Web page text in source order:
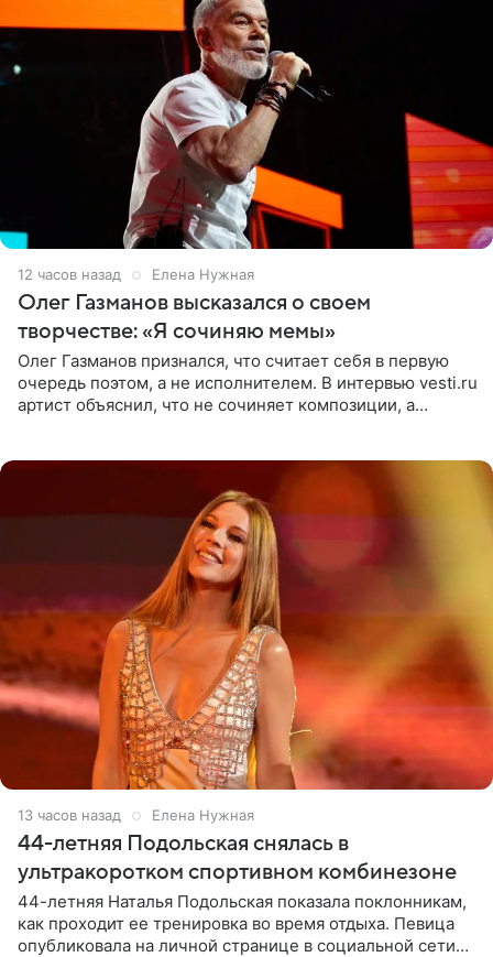
12 часов назад Елена Нужная
Олег Газманов высказался о своем
творчестве: «Я сочиняю мемы»
Олег Газманов признался, что считает себя в первую
очередь поэтом, а не исполнителем. В интервью vesti.ru
артист объяснил, что не сочиняет композиции, а
13 часов назад Елена Нужная
44-летняя Подольская снялась в
ультракоротком спортивном комбинезоне
44-летняя Наталья Подольская показала поклонникам,
как проходит ее тренировка во время отдыха. Певица
опубликовала на личной странице в социальной сети